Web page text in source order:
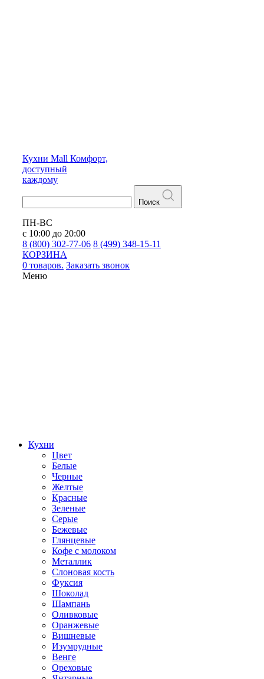
Кухни Mall Комфорт,
доступный
каждому
Поиск
ПН-ВС
с 10:00 до 20:00
8 (800) 302-77-06 8 (499) 348-15-11
КОРЗИНА
0 товаров. Заказать звонок
Меню
Кухни
Цвет
Белые
Черные
Желтые
Красные
Зеленые
Серые
Бежевые
Глянцевые
Кофе с молоком
Металлик
Слоновая кость
Фуксия
Шоколад
Шампань
Оливковые
Оранжевые
Вишневые
Изумрудные
Венге
Ореховые